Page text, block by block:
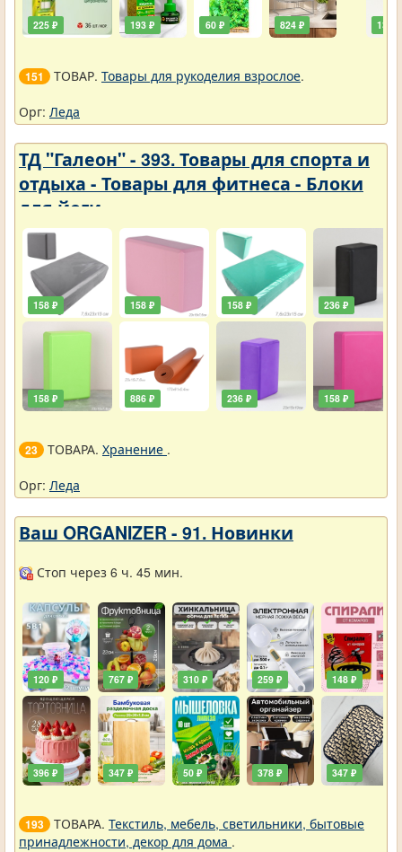
225 ₽ 193 ₽ 60 ₽ 824 ₽ 138 ₽
151 ТОВАР. Товары для рукоделия взрослое.
Орг: Леда
ТД "Галеон" - 393. Товары для спорта и
отдыха - Товары для фитнеса - Блоки
для йоги
158 ₽
158 ₽
158 ₽
886 ₽
158 ₽
236 ₽
236 ₽
158 ₽
23 ТОВАРА. Хранение .
Орг: Леда
Ваш ORGANIZER - 91. Новинки
Стоп через 6 ч. 45 мин.
120 ₽
396 ₽
767 ₽
347 ₽
310 ₽
50 ₽
259 ₽
378 ₽
148 ₽
347 ₽
193 ТОВАРА. Текстиль, мебель, светильники, бытовые
принадлежности, декор для дома .